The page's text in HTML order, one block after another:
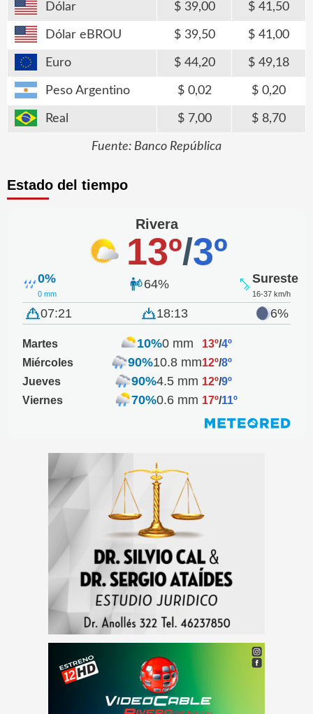
Dólar 39,00 41,50
Dólar eBROU 39,50 41,00
Euro 44,20 49,18
Peso Argentino 0,02 0,20
Real 7,00 8,70
Fuente: Banco República
Estado del tiempo
Rivera
13º/3º
0%
0 mm
64% Sureste
16-37 km/h
07:21 18:13 6%
Martes 10%0 mm 13º/4º
Miércoles
90%10.8 mm12º/8º
Jueves
90%4.5 mm 12º/9º
Viernes
70%0.6 mm 17º/11º